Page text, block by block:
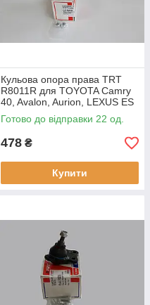
Кульова опора права TRT
R8011R для TOYOTA Camry
40, Avalon, Aurion, LEXUS ES
250, ES 300h, ES 350
Готово до відправки 22 од.
478 ₴
Купити